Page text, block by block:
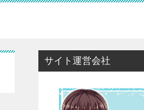
サイト運営会社